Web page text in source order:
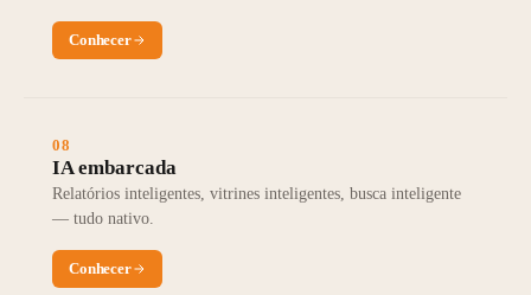
Conhecer
08
IA embarcada
Relatórios inteligentes, vitrines inteligentes, busca inteligente
— tudo nativo.
Conhecer